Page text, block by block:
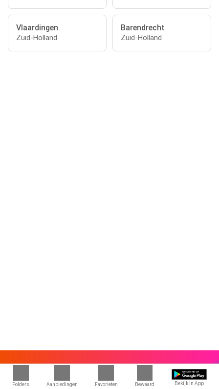
Folders Aanbiedingen Favorieten Bewaard Bekijk in App
Vlaardingen
Zuid-Holland
Barendrecht
Zuid-Holland